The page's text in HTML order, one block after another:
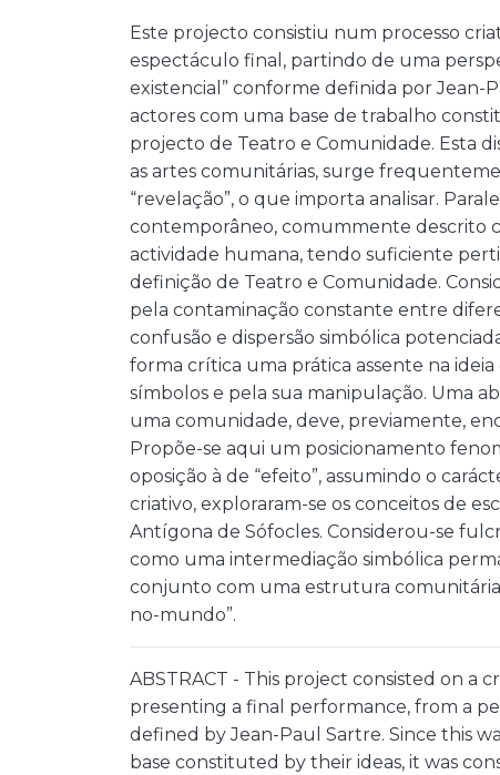
Este projecto consistiu num processo
espectáculo final, partindo de uma
existencial” conforme definida por Jean-
actores com uma base de trabalho
projecto de Teatro e Comunidade. Esta
as artes comunitárias, surge
“revelação”, o que importa analisar.
contemporâneo, comummente descrito
actividade humana, tendo suficiente
definição de Teatro e Comunidade.
pela contaminação constante entre
confusão e dispersão simbólica
forma crítica uma prática assente na
símbolos e pela sua manipulação. Uma
uma comunidade, deve, previamente,
Propõe-se aqui um posicionamento
oposição à de “efeito”, assumindo o
criativo, exploraram-se os conceitos de
Antígona de Sófocles. Considerou-se
como uma intermediação simbólica
conjunto com uma estrutura
no-mundo”.
ABSTRACT - This project consisted on a
presenting a final performance, from a
defined by Jean-Paul Sartre. Since this
base constituted by their ideas, it was